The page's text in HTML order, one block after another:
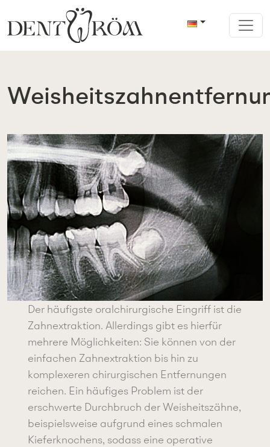
Der häufigste oralchirurgische Eingriff ist die
Zahnextraktion. Allerdings gibt es hierfür
mehrere Möglichkeiten: Sie können von der
einfachen Zahnextraktion bis hin zu
komplexeren chirurgischen Entfernungen
reichen. Ein häufiges Problem ist der
erschwerte Durchbruch der Weisheitszähne,
beispielsweise aufgrund eines schmalen
Kieferknochens, sodass eine operative